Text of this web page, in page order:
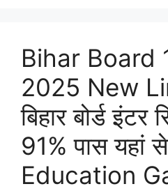
Bihar Board
2025 New
बिहार बोर्ड इंटर
91% पास यहां
Education